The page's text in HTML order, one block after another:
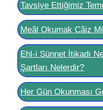
Tavsiye Ettiğimiz
Meâl Okumak Câiz
Ehl-i Sünnet İtikadı
Şartları Nelerdir?
Her Gün Okunması